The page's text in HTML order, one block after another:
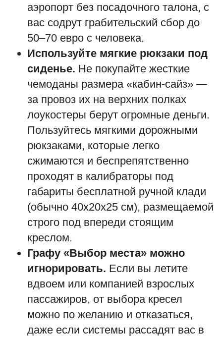
аэропорт без посадочного талона, с
вас содрут грабительский сбор до
50–70 евро с человека.
Используйте мягкие рюкзаки под
сиденье. Не покупайте жесткие
чемоданы размера «кабин-сайз» —
за провоз их на верхних полках
лоукостеры берут огромные деньги.
Пользуйтесь мягкими дорожными
рюкзаками, которые легко
сжимаются и беспрепятственно
проходят в калибраторы под
габариты бесплатной ручной клади
(обычно 40x20x25 см), размещаемой
строго под впереди стоящим
креслом.
Графу «Выбор места» можно
игнорировать. Если вы летите
вдвоем или компанией взрослых
пассажиров, от выбора кресел
можно по желанию и отказаться,
даже если системы рассадят вас в